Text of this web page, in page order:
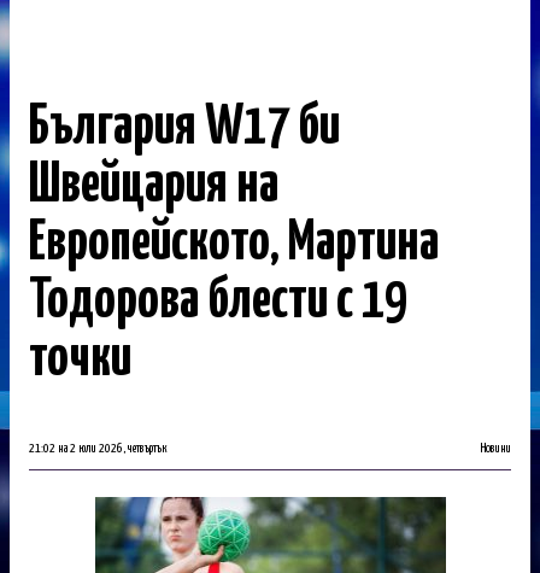
България W17 би
Швейцария на
Европейското, Мартина
Тодорова блести с 19
точки
21:02 на 2 юли 2026, четвъртък Новини